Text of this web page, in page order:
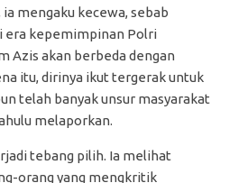
mengaku kecewa, sebab
era kepemimpinan Polri
Azis akan berbeda dengan
itu, dirinya ikut tergerak untuk
telah banyak unsur masyarakat
melaporkan.
tebang pilih. Ia melihat
orang yang mengkritik